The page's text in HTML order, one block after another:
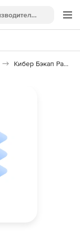
Кибер Бэкап Расширенная редакция